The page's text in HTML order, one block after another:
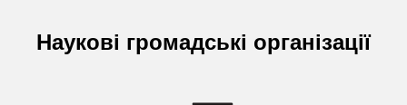
Наукові громадські організації